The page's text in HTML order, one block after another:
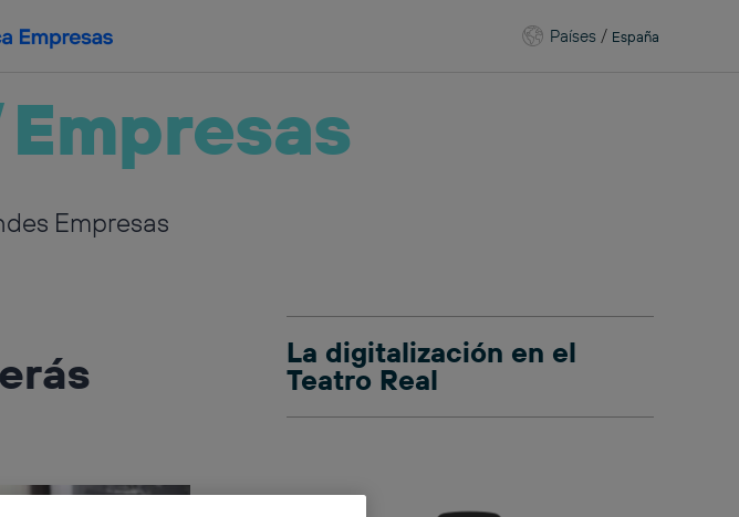
Países / España
Empresas
Empresas
La digitalización en el
Teatro Real